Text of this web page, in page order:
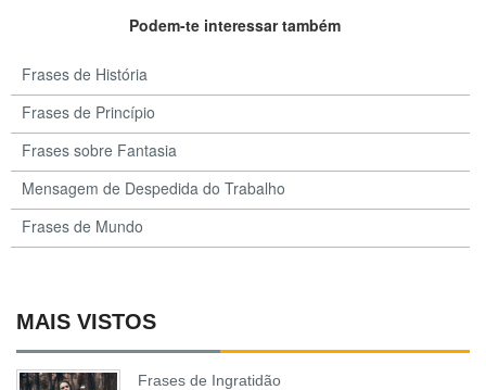
Podem-te interessar também
Frases de História
Frases de Princípio
Frases sobre Fantasia
Mensagem de Despedida do Trabalho
Frases de Mundo
MAIS VISTOS
Frases de Ingratidão